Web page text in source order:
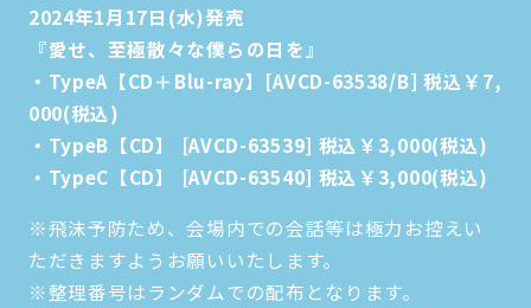
2024年1月17日(水)発売
『愛せ、至極散々な僕らの日を』
・TypeA【CD＋Blu-ray】[AVCD-63538/B] 税込￥7,
000(税込)
・TypeB【CD】 [AVCD-63539] 税込￥3,000(税込)
・TypeC【CD】 [AVCD-63540] 税込￥3,000(税込)
※飛沫予防ため、会場内での会話等は極力お控えい
ただきますようお願いいたします。
※整理番号はランダムでの配布となります。